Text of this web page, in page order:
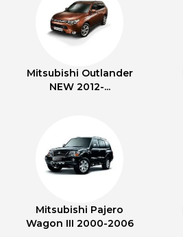
Mitsubishi Outlander
NEW 2012-...
Mitsubishi Pajero
Wagon III 2000-2006